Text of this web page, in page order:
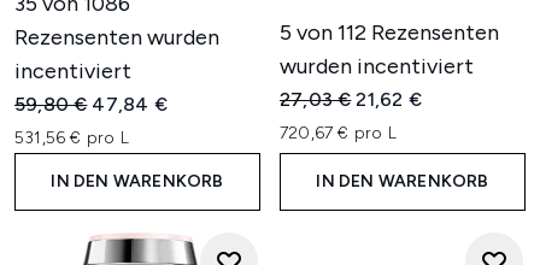
Rezensenten wurden
incentiviert
Unverbindliche Preisempfehlung:
59,80 € Aktueller Preis:
47,84 €
531,56 € pro L
IN DEN WARENKORB
5 von 112 Rezensenten
wurden incentiviert
Unverbindliche
27,03 €Aktueller Preis:
21,62 €
720,67 € pro L
IN DEN WARENKORB